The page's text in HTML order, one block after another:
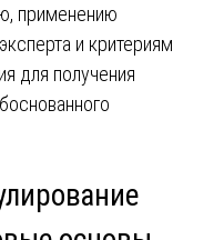
применению
и критериям
для получения